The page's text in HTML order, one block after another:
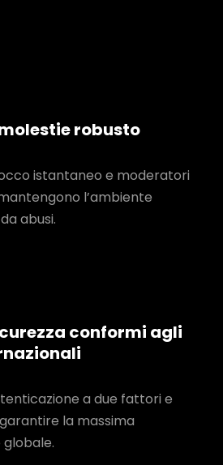
robusto
istantaneo e moderatori
l’ambiente
abusi.
conformi agli
a due fattori e
la massima